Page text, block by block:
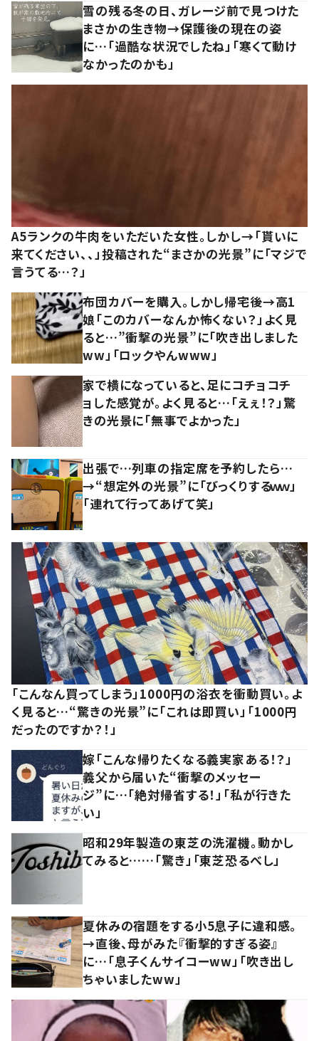
雪の残る冬の日、ガレージ前で見つけた
まさかの生き物→保護後の現在の姿
に…「過酷な状況でしたね」「寒くて動け
なかったのかも」
A5ランクの牛肉をいただいた女性。しかし→「貰いに
来てください、、」投稿された“まさかの光景”に「マジで
言うてる…？」
布団カバーを購入。しかし帰宅後→高1
娘「このカバーなんか怖くない？」よく見
ると…”衝撃の光景”に「吹き出しました
ww」「ロックやんwww」
家で横になっていると、足にコチョコチ
ョした感覚が。よく見ると…「えぇ！？」驚
きの光景に「無事でよかった」
出張で…列車の指定席を予約したら…
→“想定外の光景”に「びっくりするｗｗ」
「連れて行ってあげて笑」
「こんなん買ってしまう」1000円の浴衣を衝動買い。よ
く見ると…“驚きの光景”に「これは即買い」「1000円
だったのですか？！」
嫁「こんな帰りたくなる義実家ある！？」
義父から届いた“衝撃のメッセー
ジ”に…「絶対帰省する！」「私が行きた
い」
昭和29年製造の東芝の洗濯機。動かし
てみると……「驚き」「東芝恐るべし」
夏休みの宿題をする小5息子に違和感。
→直後、母がみた『衝撃的すぎる姿』
に…「息子くんサイコーww」「吹き出し
ちゃいましたww」